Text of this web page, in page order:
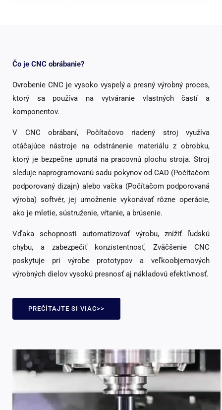
Čo je CNC obrábanie?
Ovrobenie CNC je vysoko vyspelý a presný výrobný proces,
ktorý sa používa na vytváranie vlastných častí a
komponentov.
V CNC obrábaní, Počítačovo riadený stroj využíva
otáčajúce nástroje na odstránenie materiálu z obrobku,
ktorý je bezpečne upnutá na pracovnú plochu stroja. Stroj
sleduje naprogramovanú sadu pokynov od CAD (Počítačom
podporovaný dizajn) alebo vačka (Počítačom podporovaná
výroba) softvér, jej umožnenie vykonávať rôzne operácie,
ako je mletie, sústruženie, vŕtanie, a brúsenie.
Vďaka schopnosti automatizovať výrobu, znížiť ľudskú
chybu, a zabezpečiť konzistentnosť, Zväčšenie CNC
poskytuje pri výrobe prototypov a veľkoobjemových
výrobných dielov vysokú presnosť aj nákladovú efektívnosť.
PREČÍTAJTE SI VIAC>>